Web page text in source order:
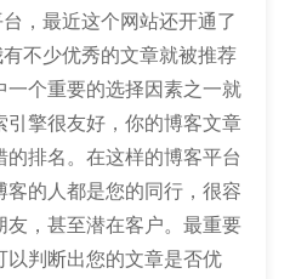
，最近这个网站还开通了
不少优秀的文章就被推荐
个重要的选择因素之一就
引擎很友好，你的博客文章
排名。在这样的博客平台
的人都是您的同行，很容
，甚至潜在客户。最重要
以判断出您的文章是否优